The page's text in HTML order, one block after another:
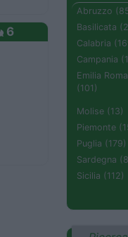
6
Abruzzo
Basilicata
Calabria
Campania
Emilia
(101)
Molise (13)
Piemonte
Puglia (179)
Sardegna
Sicilia (112)